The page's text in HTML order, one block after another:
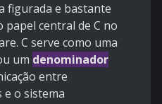
figurada e bastante
papel central de C no
C serve como uma
um denominador
entre
o sistema